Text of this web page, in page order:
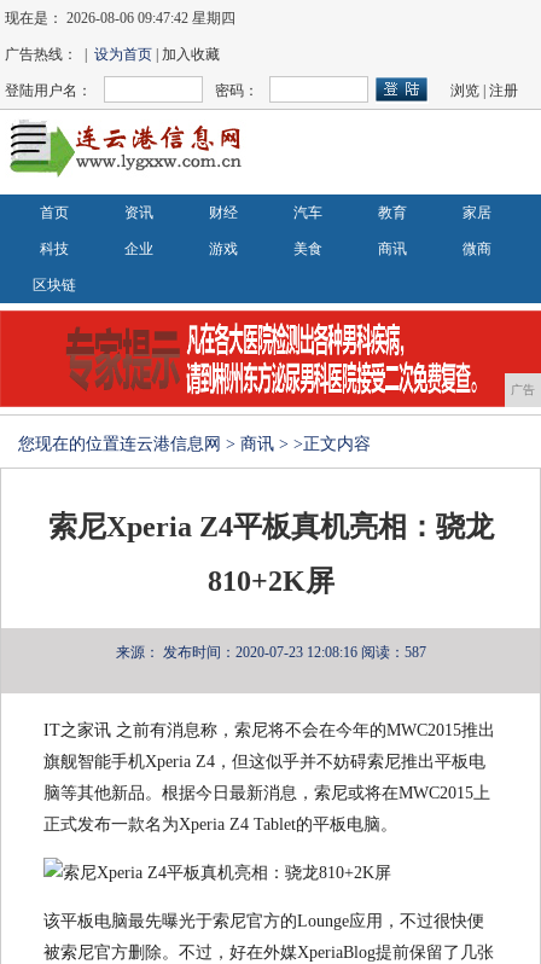
现在是：2026-08-06 09:47:42 星期四
广告热线： |设为首页 | 加入收藏
登陆用户名： 密码： 浏览 |注册
首页 资讯 财经 汽车 教育 家居
科技 企业 游戏 美食 商讯 微商
区块链
广告
您现在的位置连云港信息网 > 商讯 > >正文内容
索尼Xperia Z4平板真机亮相：骁龙
810+2K屏
来源： 发布时间：2020-07-23 12:08:16 阅读：587
IT之家讯 之前有消息称，索尼将不会在今年的MWC2015推出
旗舰智能手机Xperia Z4，但这似乎并不妨碍索尼推出平板电
脑等其他新品。根据今日最新消息，索尼或将在MWC2015上
正式发布一款名为Xperia Z4 Tablet的平板电脑。
该平板电脑最先曝光于索尼官方的Lounge应用，不过很快便
被索尼官方删除。不过，好在外媒XperiaBlog提前保留了几张